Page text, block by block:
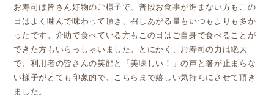
お寿司は皆さん好物のご様子で、普段お食事が進まない方もこの
日はよく噛んで味わって頂き、召しあがる量もいつもよりも多か
ったです。介助で食べている方もこの日はご自身で食べることが
できた方もいらっしゃいました。とにかく、お寿司の力は絶大
で、利用者の皆さんの笑顔と「美味しい！」の声と箸が止まらな
い様子がとても印象的で、こちらまで嬉しい気持ちにさせて頂き
ました。